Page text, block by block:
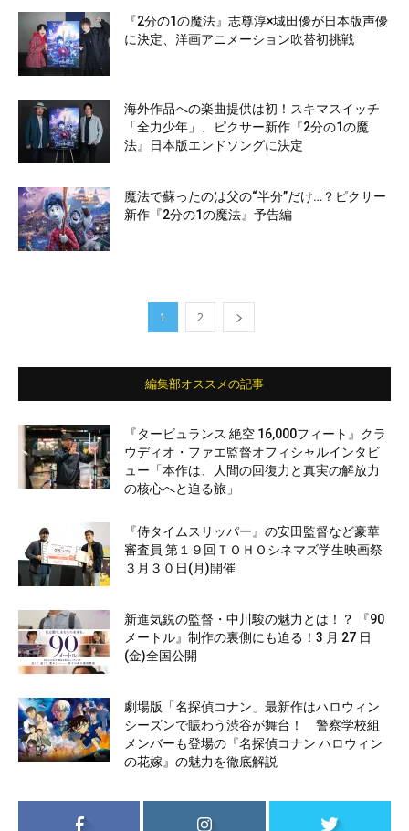
『2分の1の魔法』志尊淳×城田優が日本版声優
に決定、洋画アニメーション吹替初挑戦
海外作品への楽曲提供は初！スキマスイッチ
「全力少年」、ピクサー新作『2分の1の魔
法』日本版エンドソングに決定
魔法で蘇ったのは父の“半分”だけ…？ピクサー
新作『2分の1の魔法』予告編
1 2
編集部オススメの記事
『タービュランス 絶空 16,000フィート』クラ
ウディオ・ファエ監督オフィシャルインタビ
ュー「本作は、人間の回復力と真実の解放力
の核心へと迫る旅」
『侍タイムスリッパー』の安田監督など豪華
審査員 第１９回ＴＯＨＯシネマズ学生映画祭
３月３０日(月)開催
新進気鋭の監督・中川駿の魅力とは！？ 『90
メートル』制作の裏側にも迫る！3 月 27 日
(金)全国公開
劇場版「名探偵コナン」最新作はハロウィン
シーズンで賑わう渋谷が舞台！ 警察学校組
メンバーも登場の『名探偵コナン ハロウィン
の花嫁』の魅力を徹底解説